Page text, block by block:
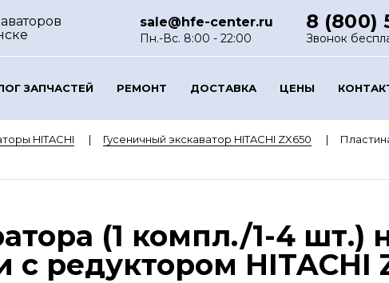
sale@hfe-center.ru
Пн.-Вс. 8:00 - 22:00
8 (800)
Звонок
ЗАПЧАСТЕЙ РЕМОНТ ДОСТАВКА ЦЕНЫ
HITACHI Гусеничный экскаватор HITACHI ZX650
(1 компл./1-4 шт.)
редуктором HITACHI